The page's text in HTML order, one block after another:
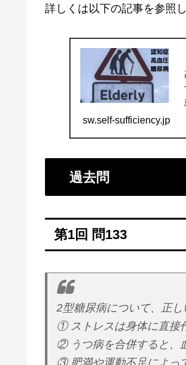
詳しくは以下の記事を参照
sw.self-sufficiency.jp
過去問
第1回 問133
2型糖尿病について、正
① ストレスは身体に直接
② うつ病を合併すると、